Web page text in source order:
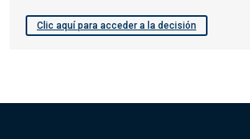
Clic aquí para acceder a la decisión